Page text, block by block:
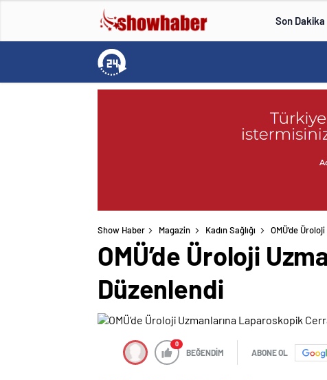
Son Dakika
Show Haber Magazin Kadın Sağlığı OMÜ’de
OMÜ’de Üroloji
Düzenlendi
0
BEĞENDİM ABONE OL